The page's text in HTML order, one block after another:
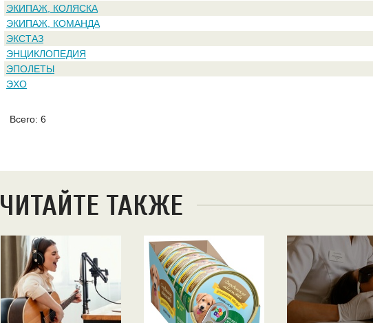
ЭКИПАЖ, КОЛЯСКА
ЭКИПАЖ, КОМАНДА
ЭКСТАЗ
ЭНЦИКЛОПЕДИЯ
ЭПОЛЕТЫ
ЭХО
Всего: 6
ЧИТАЙТЕ ТАКЖЕ